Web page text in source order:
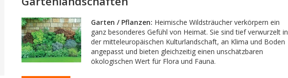
Garten / Pflanzen: Heimische Wildsträucher verkörpern ein
ganz besonderes Gefühl von Heimat. Sie sind tief verwurzelt in
der mitteleuropäischen Kulturlandschaft, an Klima und Boden
angepasst und bieten gleichzeitig einen unschätzbaren
ökologischen Wert für Flora und Fauna.